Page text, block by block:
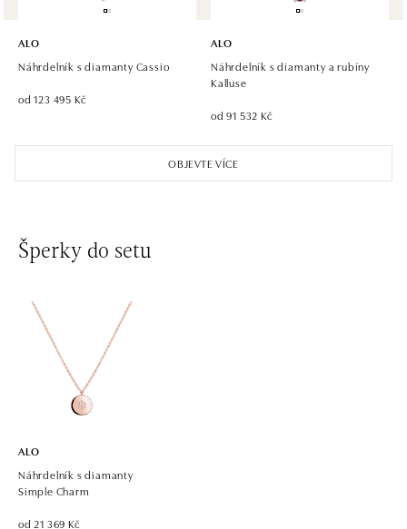
ALO diamonds Hilton, Košice
otevřeno v Pondělí od 09:00
Einsteinova 18, 851 01 Bratislava
Ivanská cesta 16, 821 04 Bratislava
dnes otevřeno do 21:00
ALO diamonds OC Eurovea, Bratislava
Pribinova 8, 811 09 Bratislava
tel.: +421 917 090 700, +421 918 777 670
dnes otevřeno do 21:00
OBJEVTE VÍCE
ALO
Náhrdelník s diamanty Cassio
od 123 495 Kč
ALO
Náhrdelník s diamanty a rubíny
Kalluse
od 91 532 Kč
Šperky do setu
ALO
Náhrdelník s diamanty
Simple Charm
od 21 369 Kč